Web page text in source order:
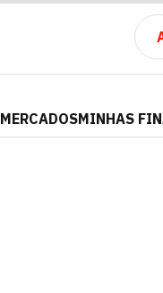
MERCADOSMINHAS